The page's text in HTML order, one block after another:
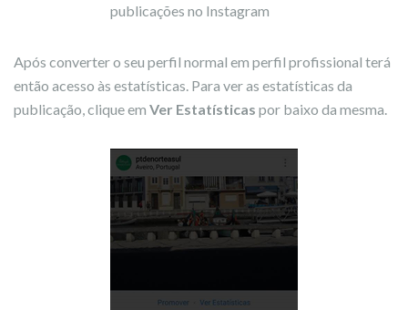
Após converter o seu perfil normal em perfil profissional terá
então acesso às estatísticas. Para ver as estatísticas da
publicação, clique em Ver Estatísticas por baixo da mesma.